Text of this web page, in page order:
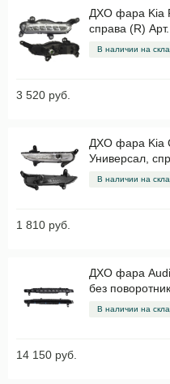
ДХО фара Kia Rio IV 2017-2020 Седан LED,
справа (R)
В наличии на
3 520 руб.
ДХО фара Kia Ceed II 2015-2018 FL
Универсал,
В наличии на
1 810 руб.
ДХО фара Audi Q7 (4L) 2009-2015 FL LED
без
ST4461601R
В наличии на
14 150 руб.